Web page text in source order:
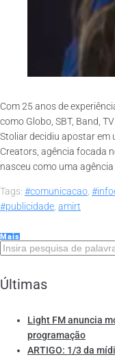
Com 25 anos de
como Globo, SBT, Band,
Stoliar decidiu apostar em
Creators, agência focada
nasceu como uma agência
Tags: #comunicacao,
#publicidade, amirt
Mais
Últimas
Light FM anuncia
programação
ARTIGO: 1/3 da